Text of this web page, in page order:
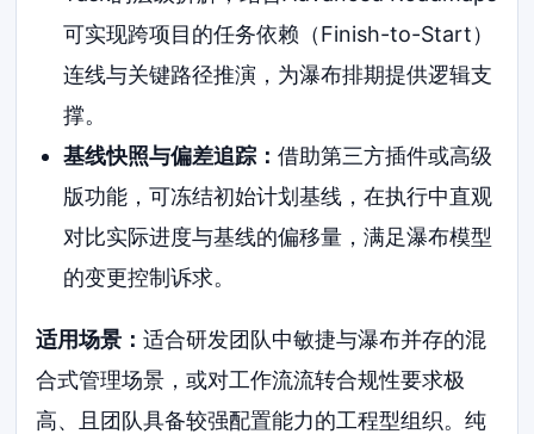
可实现跨项目的任务依赖（Finish-to-Start）
连线与关键路径推演，为瀑布排期提供逻辑支
撑。
基线快照与偏差追踪： 借助第三方插件或高级
版功能，可冻结初始计划基线，在执行中直观
对比实际进度与基线的偏移量，满足瀑布模型
的变更控制诉求。
适用场景：适合研发团队中敏捷与瀑布并存的混
合式管理场景，或对工作流流转合规性要求极
高、且团队具备较强配置能力的工程型组织。纯